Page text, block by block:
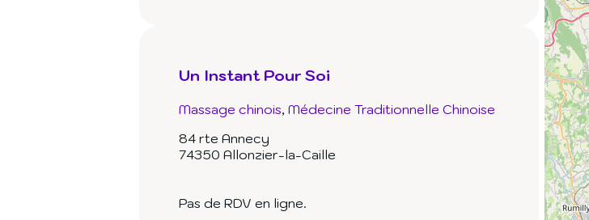
Un Instant Pour Soi
Massage chinois Médecine Traditionnelle Chinoise
84 rte Annecy
74350 Allonzier-la-Caille
Pas de RDV en ligne.